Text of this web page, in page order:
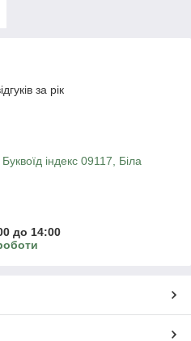
за рік
індекс 09117, Біла
до 14:00